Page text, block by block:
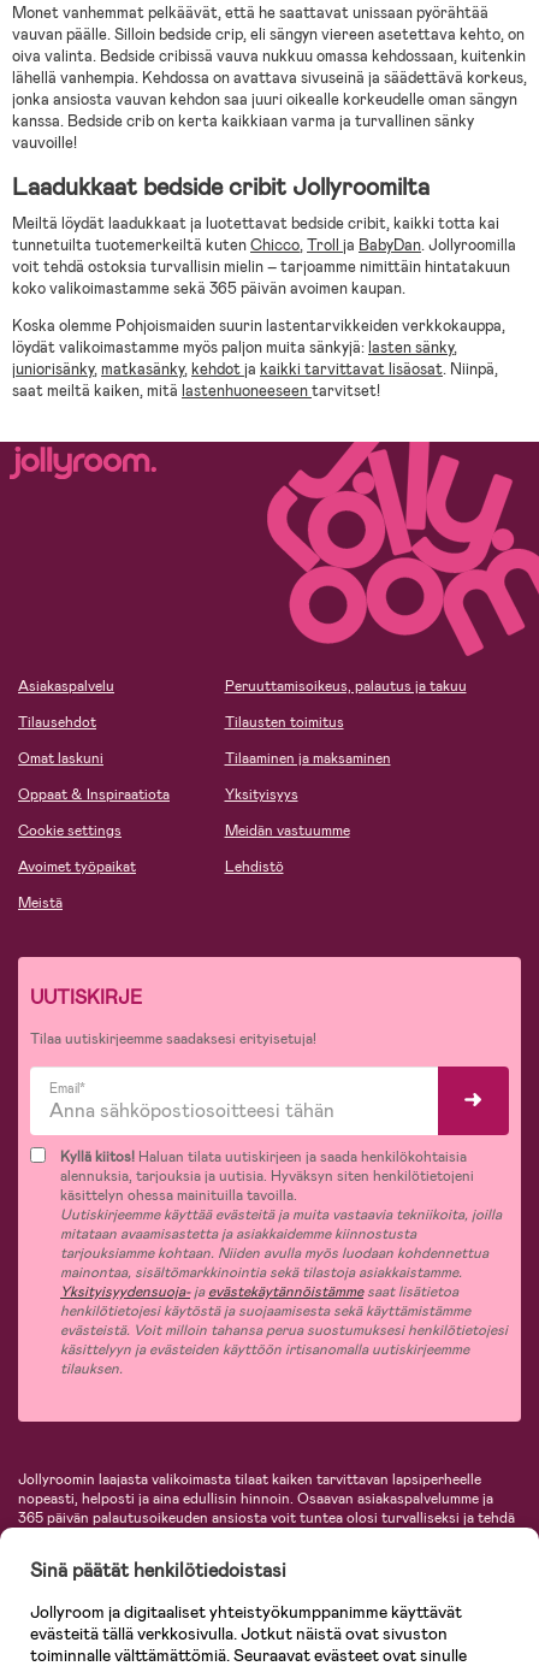
Monet vanhemmat pelkäävät, että he saattavat unissaan pyörähtää
vauvan päälle. Silloin bedside crip, eli sängyn viereen asetettava kehto, on
oiva valinta. Bedside cribissä vauva nukkuu omassa kehdossaan, kuitenkin
lähellä vanhempia. Kehdossa on avattava sivuseinä ja säädettävä korkeus,
jonka ansiosta vauvan kehdon saa juuri oikealle korkeudelle oman sängyn
kanssa. Bedside crib on kerta kaikkiaan varma ja turvallinen sänky
vauvoille!
Laadukkaat bedside cribit Jollyroomilta
Meiltä löydät laadukkaat ja luotettavat bedside cribit, kaikki totta kai
tunnetuilta tuotemerkeiltä kutenChicco,Troll ja BabyDan. Jollyroomilla
voit tehdä ostoksia turvallisin mielin – tarjoamme nimittäin hintatakuun
koko valikoimastamme sekä 365 päivän avoimen kaupan.
Koska olemme Pohjoismaiden suurin lastentarvikkeiden verkkokauppa,
löydät valikoimastamme myös paljon muita sänkyjä:lasten sänky,
juniorisänky,matkasänky,kehdotja kaikki tarvittavat lisäosat. Niinpä,
saat meiltä kaiken, mitä lastenhuoneeseentarvitset!
Asiakaspalvelu
Tilausehdot
Omat laskuni
Oppaat & Inspiraatiota
Cookie settings
Avoimet työpaikat
Meistä
Peruuttamisoikeus, palautus ja takuu
Tilausten toimitus
Tilaaminen ja maksaminen
Yksityisyys
Meidän vastuumme
Lehdistö
UUTISKIRJE
Tilaa uutiskirjeemme saadaksesi erityisetuja!
Email*
Kyllä kiitos! Haluan tilata uutiskirjeen ja saada henkilökohtaisia
alennuksia, tarjouksia ja uutisia. Hyväksyn siten henkilötietojeni
käsittelyn ohessa mainituilla tavoilla.
Uutiskirjeemme käyttää evästeitä ja muita vastaavia tekniikoita, joilla
mitataan avaamisastetta ja asiakkaidemme kiinnostusta
tarjouksiamme kohtaan. Niiden avulla myös luodaan kohdennettua
mainontaa, sisältömarkkinointia sekä tilastoja asiakkaistamme.
Yksityisyydensuoja-jaevästekäytännöistämmesaat lisätietoa
henkilötietojesi käytöstä ja suojaamisesta sekä käyttämistämme
evästeistä. Voit milloin tahansa perua suostumuksesi henkilötietojesi
käsittelyyn ja evästeiden käyttöön irtisanomalla uutiskirjeemme
tilauksen.
Jollyroomin laajasta valikoimasta tilaat kaiken tarvittavan lapsiperheelle
nopeasti, helposti ja aina edullisin hinnoin. Osaavan asiakaspalvelumme ja
365 päivän palautusoikeuden ansiosta voit tuntea olosi turvalliseksi ja tehdä
vaatteet vauvoille ja lapsille, inspiroivia sisustustuotteita lastenhuoneeseen,
lastentarvikkeita sekä paljon muuta. Meiltä löydät lukuisia tunnettuja
KidKraft, Ergobaby, Philips Avent, Neonate, Cybex, LEGO ja monia muita!
Tervetuloa shoppailemaan Pohjoismaiden suurimpaan lastentarvikkeiden
verkkokauppaan!
Sinä päätät henkilötiedoistasi
Jollyroom ja digitaaliset yhteistyökumppanimme käyttävät
evästeitä tällä verkkosivulla. Jotkut näistä ovat sivuston
toiminnalle välttämättömiä. Seuraavat evästeet ovat sinulle